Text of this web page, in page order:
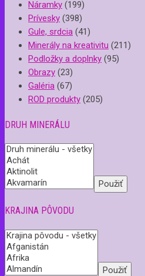
Náramky (199)
Prívesky (398)
Gule, srdcia (41)
Minerály na kreativitu (211)
Podložky a doplnky (95)
Obrazy (23)
Galéria (67)
ROD produkty (205)
DRUH MINERÁLU
Použiť
KRAJINA PÔVODU
Použiť